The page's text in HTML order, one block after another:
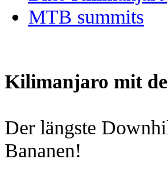
MTB summits
Kilimanjaro mit
Der längste
Bananen!